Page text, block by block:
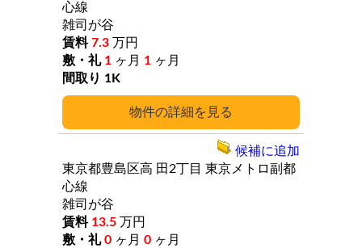
詳細
心線
雑司が谷
7.3 万円
1 ヶ月 1 ヶ月
1K
東京都豊島区高 田2丁目 東京メトロ副都
心線
雑司が谷
13.5 万円
0 ヶ月 0 ヶ月
候補に追加